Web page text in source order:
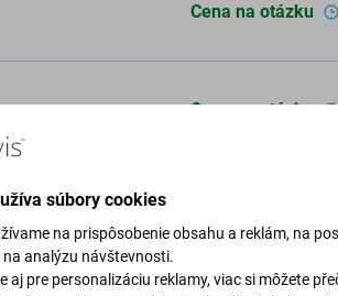
Cena na otázku
Cena na otázku
súbory cookies
na prispôsobenie obsahu a reklám, na
analýzu návštevnosti.
aj pre personalizáciu reklamy, viac si môžete